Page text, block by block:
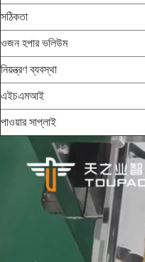
সঠিকতা
ওজন হপার ভলিউম
নিয়ন্ত্রণ ব্যবস্থা
এইচএমআই
পাওয়ার সাপ্লাই